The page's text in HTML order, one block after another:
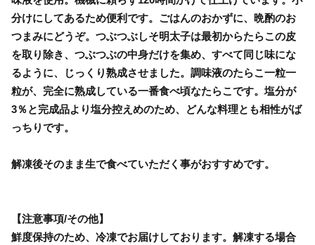
分けにしてあるため便利です。ごはんのおかずに、晩酌のお
つまみにどうぞ。つぶつぶしそ明太子は最初からたらこの皮
を取り除き、つぶつぶの中身だけを集め、すべて同じ味にな
るように、じっくり熟成させました。調味液のたらこ一粒一
粒が、完全に熟成している一番食べ頃なたらこです。塩分が
3％と完成品より塩分控えめのため、どんな料理とも相性がば
っちりです。
解凍後そのまま生で食べていただく事がおすすめです。
【注意事項/その他】
鮮度保持のため、冷凍でお届けしております。解凍する場合